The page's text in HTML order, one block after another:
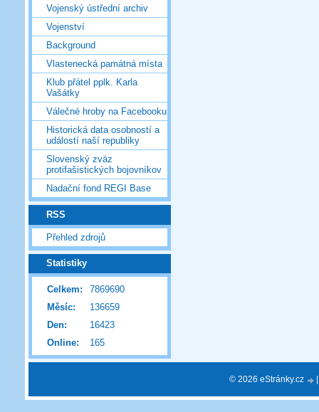
Vojenský ústřední archiv
Vojenství
Background
Vlastenecká památná místa
Klub přátel pplk. Karla
Vašátky
Válečné hroby na Facebooku
Historická data osobností a
událostí naší republiky
Slovenský zväz
protifašistických bojovníkov
Nadační fond REGI Base
RSS
Přehled zdrojů
Statistiky
Online: 165
Celkem:
7869690
Měsíc:
136659
Den:
16423
© 2026 eStránky.cz